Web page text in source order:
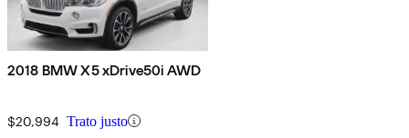
2018 BMW X5 xDrive50i AWD
$20,994 Trato justo